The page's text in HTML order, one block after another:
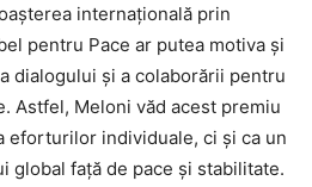
internațională prin
pentru Pace ar putea motiva și
dialogului și a colaborării pentru
Astfel, Meloni văd acest premiu
eforturilor individuale, ci și ca un
global față de pace și stabilitate.